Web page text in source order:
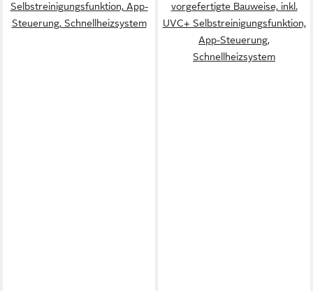
Selbstreinigungsfunktion, App-
Steuerung, Schnellheizsystem
vorgefertigte Bauweise, inkl.
UVC+ Selbstreinigungsfunktion,
App-Steuerung,
Schnellheizsystem